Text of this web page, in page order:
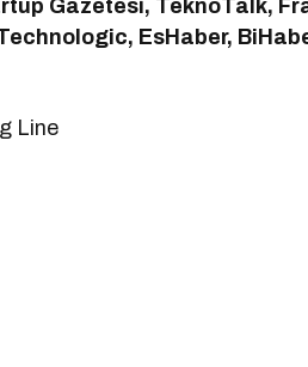
Gazetesi, TeknoTalk,
EsHaber,
Line